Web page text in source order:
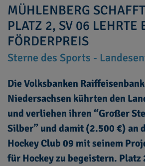
MÜHLENBERG
PLATZ 2, SV 06 LEHRTE
FÖRDERPREIS
Sterne des Sports -
Die Volksbanken
Niedersachsen kührten den
und verliehen ihren “Großer
Silber” und damit (2.500 €) an
Hockey Club 09 mit seinem
für Hockey zu begeistern. Platz